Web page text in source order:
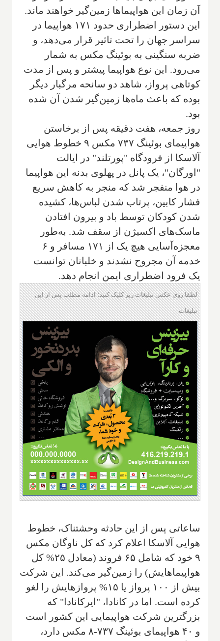
آن زمان این هواپیماها زمین‌گیر خواهند ماند.
این دستور اضطراری حدود ۱۷۱ هواپیما در
سراسر جهان را تحت تاثیر قرار می‌دهد، و
ضربه سنگینی به بوئینگ مکس به شمار
می‌رود. این نوع هواپیما پیشتر و پس از مدت
کوتاهی پرواز، شاهد دو سانحه مرگبار دیگر
بوده که باعث ماه‌ها زمین‌گیر شدن آن شده
بود.
روز جمعه، هفت دقیقه پس از برخاستن
هواپیمای بوئینگ ۷۳۷ مکس ۹ خطوط هوایی
آلاسکا از فرودگاه "پورتلند" در ایالت
"اورگان"، یک پانل در پهلوی بدنه این هواپیما
در هوا منفجر شد که منجر به کاهش سریع
فشار کابین، پرتاب شدن لباس‌ها، کشیده
شدن کودکان توسط باد و بیرون افتادن
ماسک‌های اکسیژن از سقف شد. به‌طور
معجزه‌آسایی هیچ یک از ۱۷۱ مسافر و ۶
خدمه آن مجروح نشدند و خلبانان توانست
یک فرود اضطراری ایمن انجام دهد.
لطفا روی عکس تبلیغات زیر کلیک کنید؛ ادامه مطلب پس از این
تبلیغات
ساعاتی پس از این حادثه وحشتناک، خطوط
هوایی آلاسکا اعلام کرد که کل ناوگان مکس
۹ خود که شامل ۶۵ فروند (معادل ۲۵% کل
هواپیماهایش) را زمین‌گیر می‌کند. این شرکت
بیش از ۱۰۰ پرواز یا ۱۵% پروازهایش را لغو
کرده است. اما در کانادا، "ایرکانادا" که
بزرگترین شرکت هواپیمایی این کشور است
و ۴۰ هواپیمای بوئینگ ۷۳۷-۸ مکس دارد،